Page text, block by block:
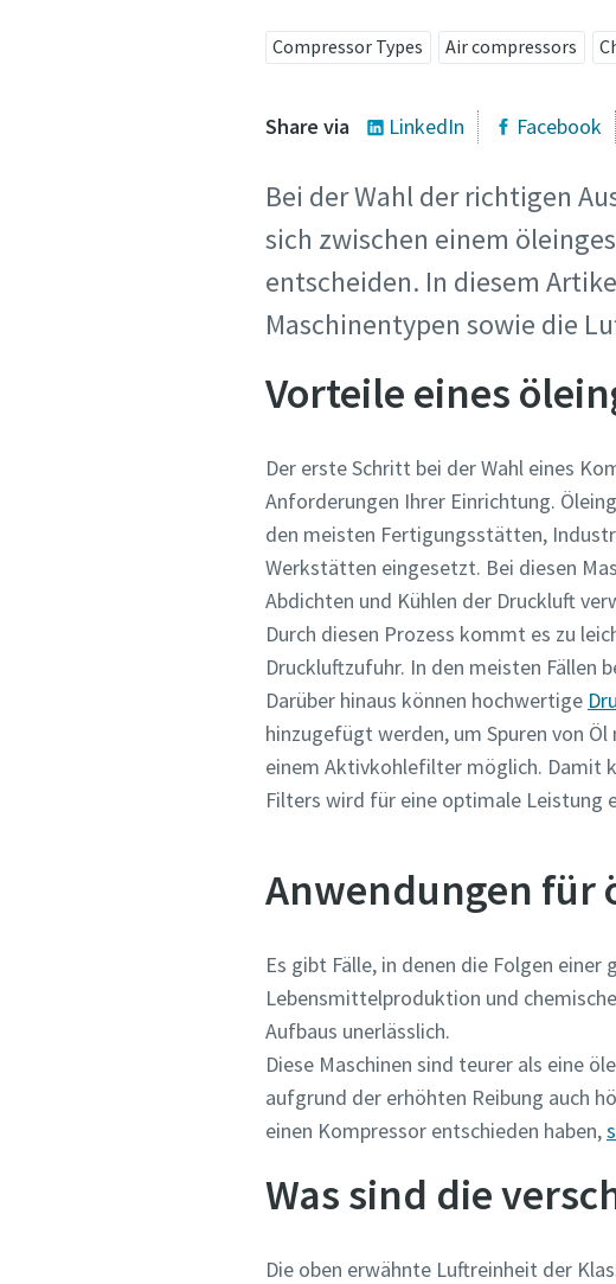
Compressor Types Air compressors
Share via LinkedIn Facebook
Bei der Wahl der richtigen
sich zwischen einem
entscheiden. In diesem
Maschinentypen sowie die
Vorteile eines
Der erste Schritt bei der Wahl eines
Anforderungen Ihrer Einrichtung.
den meisten Fertigungsstätten,
Werkstätten eingesetzt. Bei diesen
Abdichten und Kühlen der Druckluft
Durch diesen Prozess kommt es zu
Druckluftzufuhr. In den meisten Fällen
Darüber hinaus können hochwertige
hinzugefügt werden, um Spuren von
einem Aktivkohlefilter möglich. Damit
Filters wird für eine optimale Leistung
Anwendungen für
Es gibt Fälle, in denen die Folgen einer
Lebensmittelproduktion und
Aufbaus unerlässlich.
Diese Maschinen sind teurer als eine
aufgrund der erhöhten Reibung auch
einen Kompressor entschieden haben,
Was sind die
Die oben erwähnte Luftreinheit der
Persönliche
Vorname
Nachname
E-Mail
Telefon
Firma
Land
Straße
Stadt
Postleitzahl
Anforderungstyp
Beliebige Frage